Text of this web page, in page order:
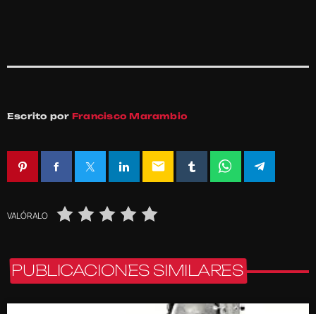
Escrito por Francisco Marambio
email
VALÓRALO
PUBLICACIONES SIMILARES